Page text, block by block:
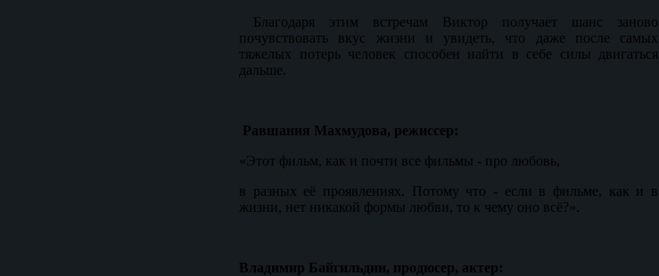
Благодаря этим встречам Виктор получает шанс заново
почувствовать вкус жизни и увидеть, что даже после самых
тяжелых потерь человек способен найти в себе силы двигаться
дальше.
Равшания Махмудова, режиссер:
«Этот фильм, как и почти все фильмы - про любовь,
в разных её проявлениях. Потому что - если в фильме, как и в
жизни, нет никакой формы любви, то к чему оно всё?».
Владимир Байгильдин, продюсер, актер: